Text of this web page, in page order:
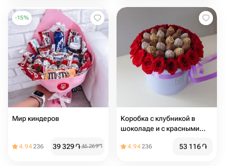
-15%
Мир киндеров
4.94236 39 329֏46 269֏
Коробка с клубникой в
шоколаде и с красными
4.94236 53 116֏